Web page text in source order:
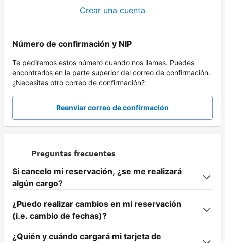
Crear una cuenta
Número de confirmación y NIP
Te pediremos estos número cuando nos llames. Puedes
encontrarlos en la parte superior del correo de confirmación.
¿Necesitas otro correo de confirmación?
Reenviar correo de confirmación
Preguntas frecuentes
Si cancelo mi reservación, ¿se me realizará
algún cargo?
¿Puedo realizar cambios en mi reservación
(i.e. cambio de fechas)?
¿Quién y cuándo cargará mi tarjeta de